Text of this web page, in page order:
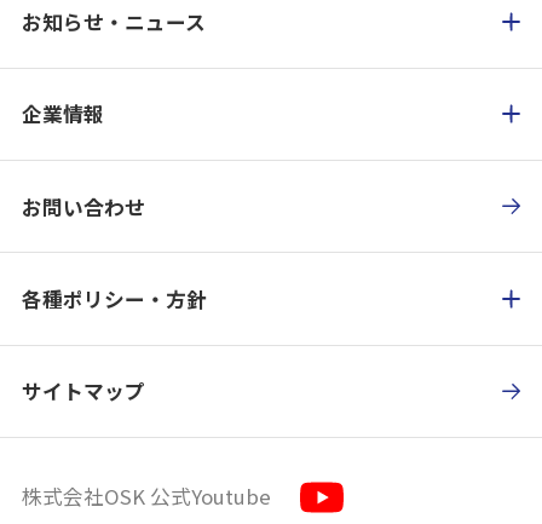
お知らせ・ニュース
企業情報
お問い合わせ
各種ポリシー・方針
サイトマップ
株式会社OSK 公式Youtube